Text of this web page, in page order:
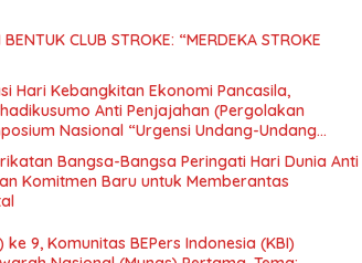
CLUB STROKE: “MERDEKA STROKE
Hari Kebangkitan Ekonomi Pancasila,
Anti Penjajahan (Pergolakan
Nasional “Urgensi Undang-Undang
Sosial dalam Menata Bangsa Menuju
Bangsa-Bangsa Peringati Hari Dunia Anti
Komitmen Baru untuk Memberantas
9, Komunitas BEPers Indonesia (KBI)